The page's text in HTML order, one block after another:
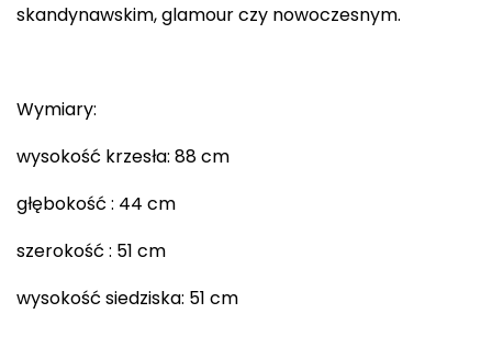
skandynawskim, glamour czy nowoczesnym.
Wymiary:
wysokość krzesła: 88 cm
głębokość : 44 cm
szerokość : 51 cm
wysokość siedziska: 51 cm